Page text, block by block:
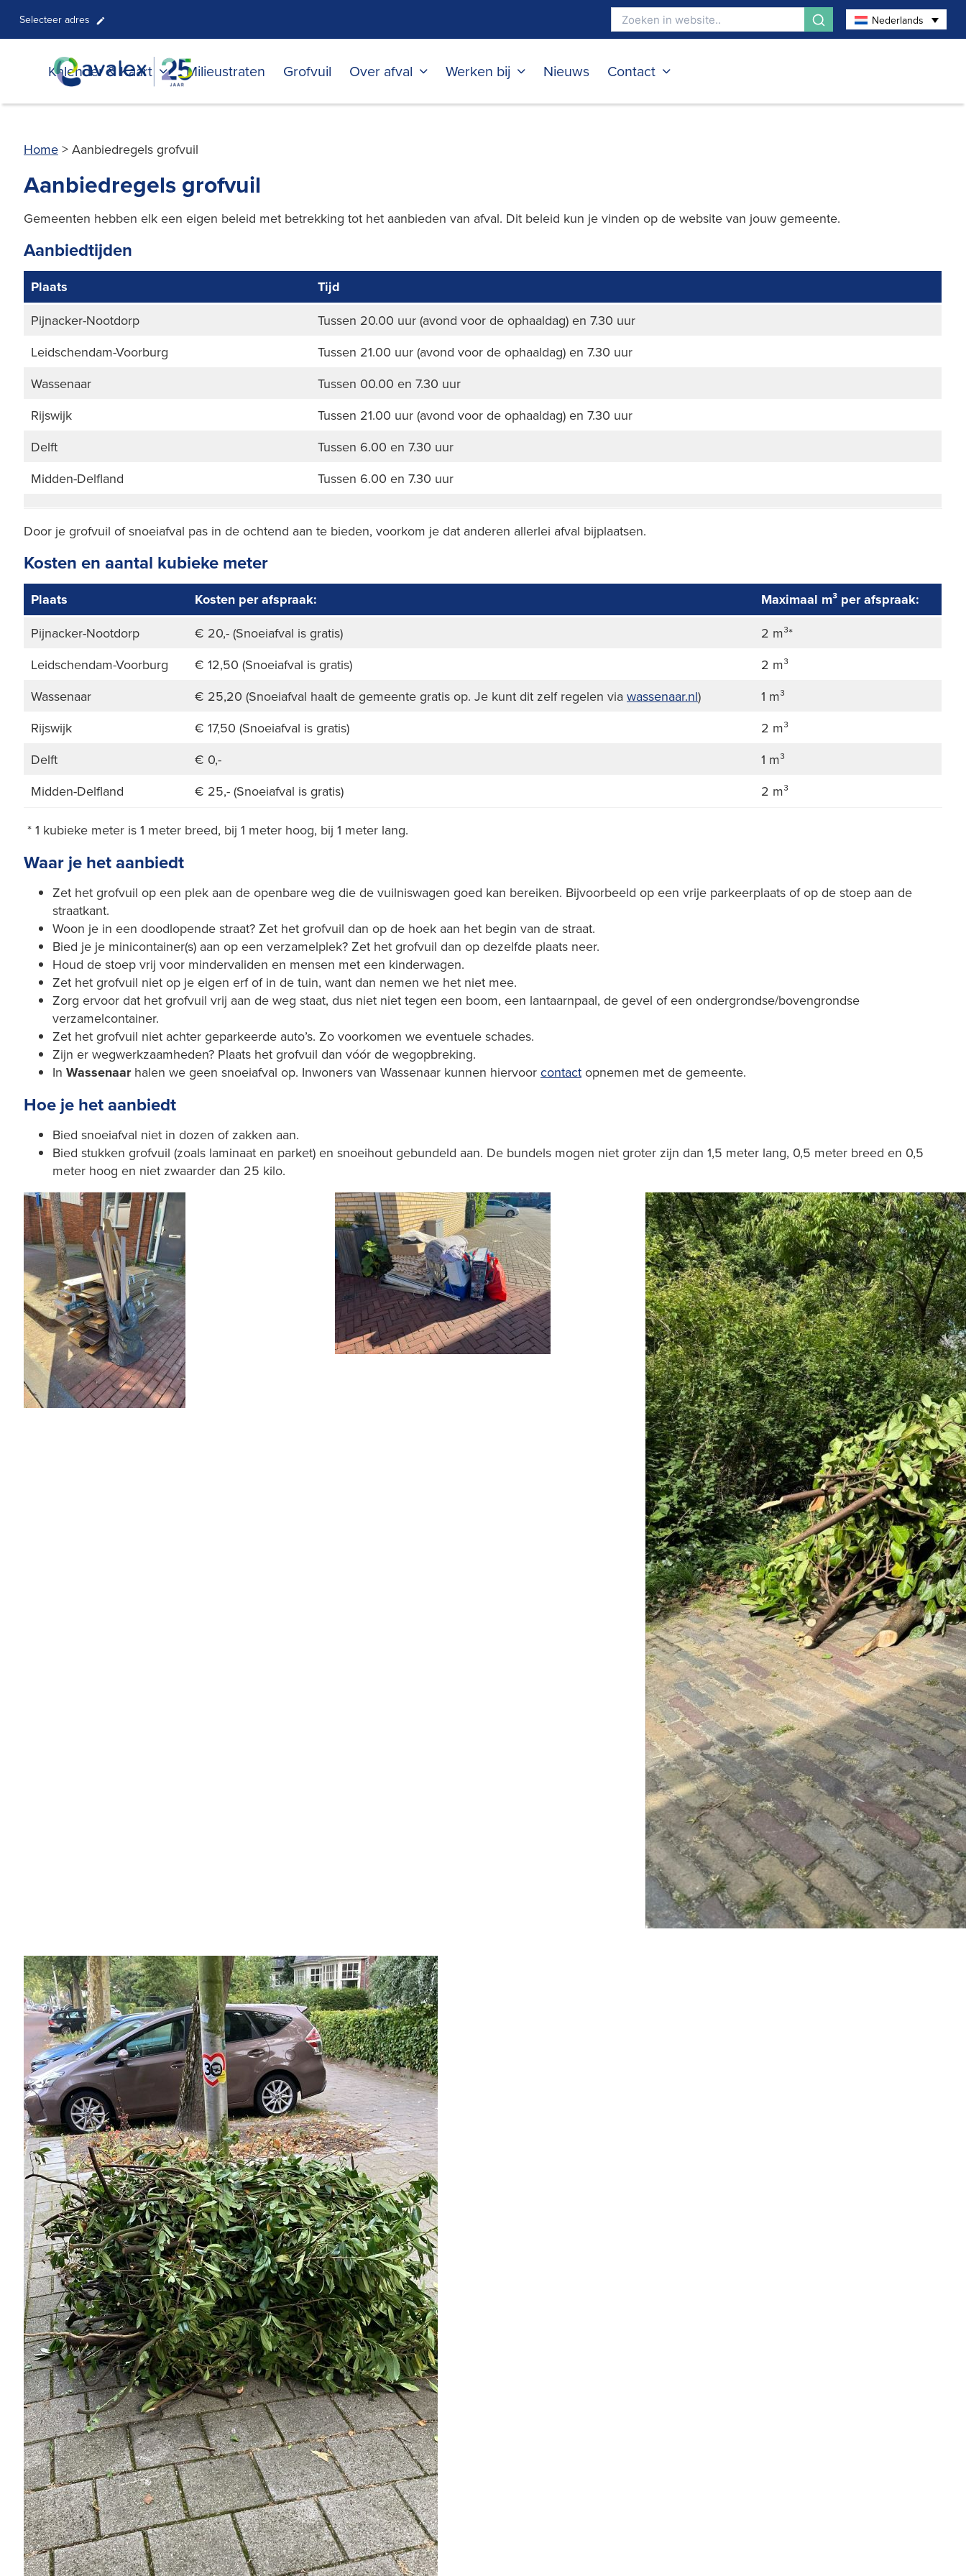
Selecteer adres Nederlands
Kalender & Kaart Milieustraten Grofvuil Over afval Werken bij Nieuws Contact
Home > Aanbiedregels grofvuil
Aanbiedregels grofvuil
Gemeenten hebben elk een eigen beleid met betrekking tot het aanbieden van afval. Dit beleid kun je vinden op de website van jouw gemeente.
Aanbiedtijden
Plaats Tijd
Pijnacker-Nootdorp
Tussen 20.00 uur (avond voor de ophaaldag) en 7.30 uur
Leidschendam-Voorburg
Tussen 21.00 uur (avond voor de ophaaldag) en 7.30 uur
Wassenaar
Tussen 00.00 en 7.30 uur
Rijswijk
Tussen 21.00 uur (avond voor de ophaaldag) en 7.30 uur
Delft
Tussen 6.00 en 7.30 uur
Midden-Delfland
Tussen 6.00 en 7.30 uur
Door je grofvuil of snoeiafval pas in de ochtend aan te bieden, voorkom je dat anderen allerlei afval bijplaatsen.
Kosten en aantal kubieke meter
Plaats Kosten per afspraak: Maximaal m³ per afspraak:
Pijnacker-Nootdorp € 20,- (Snoeiafval is gratis)
2 m³*
Leidschendam-Voorburg
€ 12,50 (Snoeiafval is gratis)
2 m³
Wassenaar
€ 25,20 (Snoeiafval haalt de gemeente gratis op. Je kunt dit zelf regelen via wassenaar.nl)
1 m³
Rijswijk
€ 17,50 (Snoeiafval is gratis)
2 m³
Delft
€ 0,-
1 m³
Midden-Delfland
€ 25,- (Snoeiafval is gratis) 2 m³
* 1 kubieke meter is 1 meter breed, bij 1 meter hoog, bij 1 meter lang.
Waar je het aanbiedt
Zet het grofvuil op een plek aan de openbare weg die de vuilniswagen goed kan bereiken. Bijvoorbeeld op een vrije parkeerplaats of op de stoep aan de
straatkant.
Woon je in een doodlopende straat? Zet het grofvuil dan op de hoek aan het begin van de straat.
Bied je je minicontainer(s) aan op een verzamelplek? Zet het grofvuil dan op dezelfde plaats neer.
Houd de stoep vrij voor mindervaliden en mensen met een kinderwagen.
Zet het grofvuil niet op je eigen erf of in de tuin, want dan nemen we het niet mee.
Zorg ervoor dat het grofvuil vrij aan de weg staat, dus niet niet tegen een boom, een lantaarnpaal, de gevel of een ondergrondse/bovengrondse
verzamelcontainer.
Zet het grofvuil niet achter geparkeerde auto’s. Zo voorkomen we eventuele schades.
Zijn er wegwerkzaamheden? Plaats het grofvuil dan vóór de wegopbreking.
In Wassenaarhalen we geen snoeiafval op. Inwoners van Wassenaar kunnen hiervoor contact opnemen met de gemeente.
Hoe je het aanbiedt
Bied snoeiafval niet in dozen of zakken aan.
Bied stukken grofvuil (zoals laminaat en parket) en snoeihout gebundeld aan. De bundels mogen niet groter zijn dan 1,5 meter lang, 0,5 meter breed en 0,5
meter hoog en niet zwaarder dan 25 kilo.